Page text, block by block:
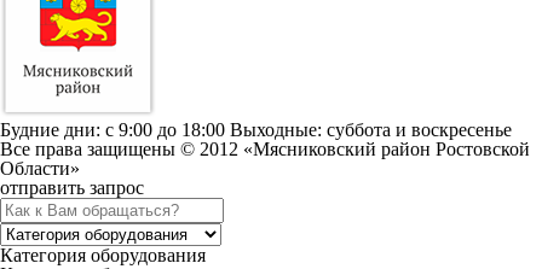
Будние дни: c 9:00 до 18:00 Выходные: суббота и воскресенье
Все права защищены © 2012 «Мясниковский район Ростовской
Области»
отправить запрос
Категория оборудования